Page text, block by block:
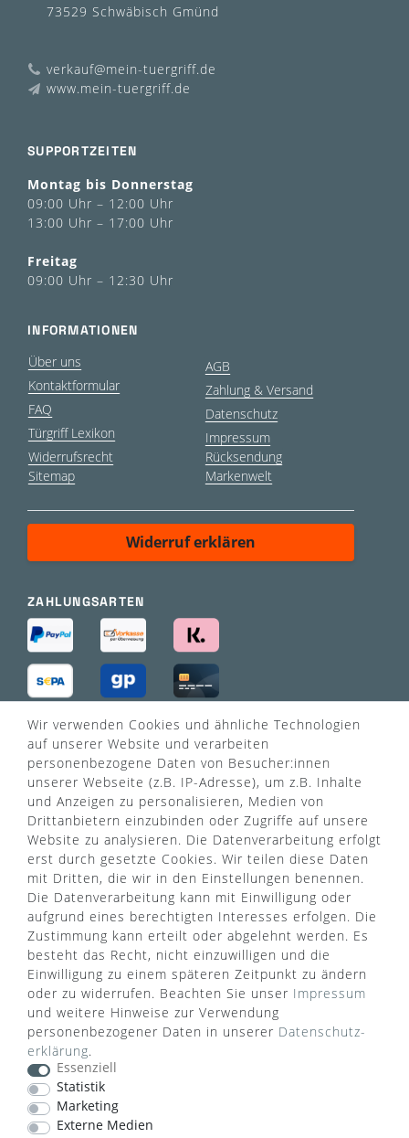
73529 Schwäbisch Gmünd
verkauf@mein-tuergriff.de
www.mein-tuergriff.de
SUPPORTZEITEN
Montag bis Donnerstag
09:00 Uhr – 12:00 Uhr
13:00 Uhr – 17:00 Uhr
Freitag
09:00 Uhr – 12:30 Uhr
INFORMATIONEN
Über uns
Kontaktformular
FAQ
Türgriff Lexikon
Widerrufsrecht
Sitemap
AGB
Zahlung & Versand
Datenschutz
Impressum
Rücksendung
Markenwelt
Widerruf erklären
ZAHLUNGSARTEN
VERSANDART
WUSSTEN SIE SCHON?
Das Käufersiegel des Händlerbunds garantiert Ihnen
100%.-ige Zahlungssicherheit, größtmöglichen
Datenschutz und Geld-zurück-Garantie bei Nicht-
oder Falschlieferung.
Wir verwenden Cookies und ähnliche Technologien
auf unserer Website und verarbeiten
personenbezogene Daten von Besucher:innen
unserer Webseite (z.B. IP-Adresse), um z.B. Inhalte
und Anzeigen zu personalisieren, Medien von
Drittanbietern einzubinden oder Zugriffe auf unsere
Website zu analysieren. Die Datenverarbeitung erfolgt
erst durch gesetzte Cookies. Wir teilen diese Daten
mit Dritten, die wir in den Einstellungen benennen.
Die Datenverarbeitung kann mit Einwilligung oder
aufgrund eines berechtigten Interesses erfolgen. Die
Zustimmung kann erteilt oder abgelehnt werden. Es
besteht das Recht, nicht einzuwilligen und die
Einwilligung zu einem späteren Zeitpunkt zu ändern
oder zu widerrufen. Beachten Sie unser Impressum
und weitere Hinweise zur Verwendung
personenbezogener Daten in unserer Daten­schutz­
erklärung.
Essenziell
Statistik
Marketing
Externe Medien